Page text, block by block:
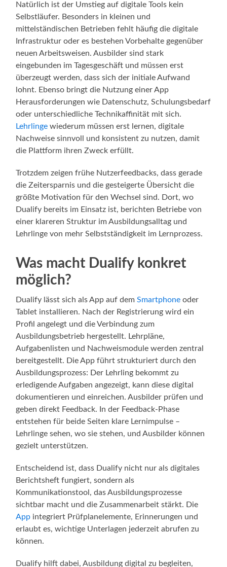
Natürlich ist der Umstieg auf digitale Tools kein
Selbstläufer. Besonders in kleinen und
mittelständischen Betrieben fehlt häufig die digitale
Infrastruktur oder es bestehen Vorbehalte gegenüber
neuen Arbeitsweisen. Ausbilder sind stark
eingebunden im Tagesgeschäft und müssen erst
überzeugt werden, dass sich der initiale Aufwand
lohnt. Ebenso bringt die Nutzung einer App
Herausforderungen wie Datenschutz, Schulungsbedarf
oder unterschiedliche Technikaffinität mit sich.
Lehrlinge wiederum müssen erst lernen, digitale
Nachweise sinnvoll und konsistent zu nutzen, damit
die Plattform ihren Zweck erfüllt.
Trotzdem zeigen frühe Nutzerfeedbacks, dass gerade
die Zeitersparnis und die gesteigerte Übersicht die
größte Motivation für den Wechsel sind. Dort, wo
Dualify bereits im Einsatz ist, berichten Betriebe von
einer klareren Struktur im Ausbildungsalltag und
Lehrlinge von mehr Selbstständigkeit im Lernprozess.
Was macht Dualify konkret
möglich?
Dualify lässt sich als App auf demSmartphone oder
Tablet installieren. Nach der Registrierung wird ein
Profil angelegt und die Verbindung zum
Ausbildungsbetrieb hergestellt. Lehrpläne,
Aufgabenlisten und Nachweismodule werden zentral
bereitgestellt. Die App führt strukturiert durch den
Ausbildungsprozess: Der Lehrling bekommt zu
erledigende Aufgaben angezeigt, kann diese digital
dokumentieren und einreichen. Ausbilder prüfen und
geben direkt Feedback. In der Feedback-Phase
entstehen für beide Seiten klare Lernimpulse –
Lehrlinge sehen, wo sie stehen, und Ausbilder können
gezielt unterstützen.
Entscheidend ist, dass Dualify nicht nur als digitales
Berichtsheft fungiert, sondern als
Kommunikationstool, das Ausbildungsprozesse
sichtbar macht und die Zusammenarbeit stärkt. Die
App integriert Prüfplanelemente, Erinnerungen und
erlaubt es, wichtige Unterlagen jederzeit abrufen zu
können.
Dualify hilft dabei, Ausbildung digital zu begleiten,